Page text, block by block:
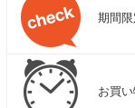
期間
お買